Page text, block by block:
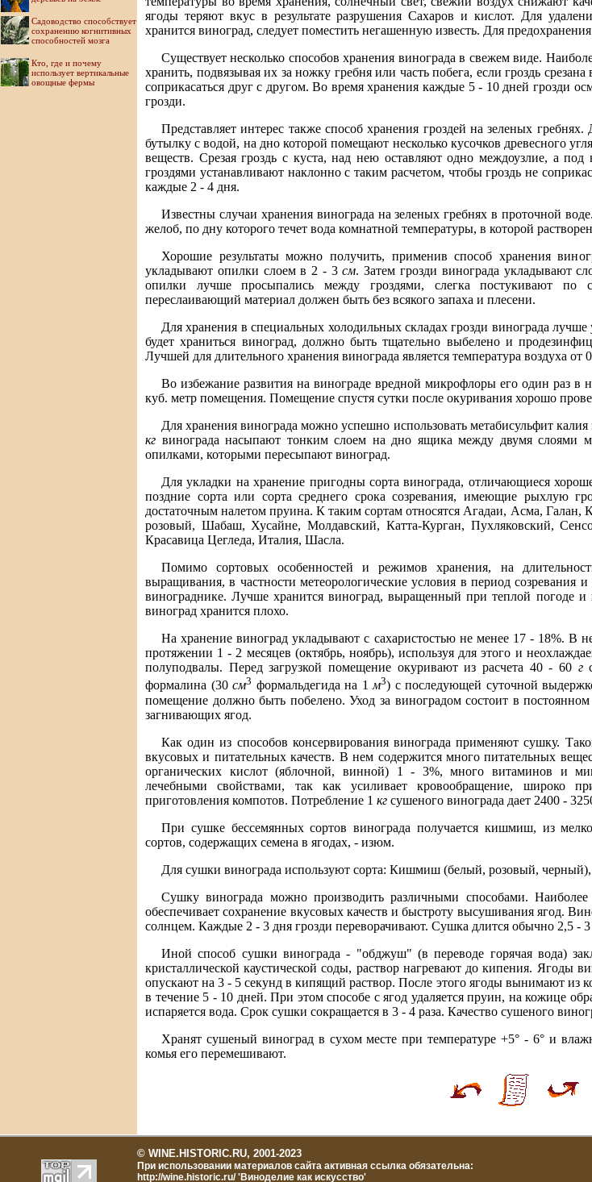
Садоводство способствует
сохранению когнитивных
способностей мозга
Кто, где и почему
использует вертикальные
овощные фермы
ягоды теряют вкус в результате разрушения Сахаров и кислот. Для
хранится виноград, следует поместить негашенную известь. Для
Существует несколько способов хранения винограда в свежем виде.
хранить, подвязывая их за ножку гребня или часть побега, если гроздь
соприкасаться друг с другом. Во время хранения каждые 5 - 10 дней грозди
грозди.
Представляет интерес также способ хранения гроздей на зеленых
бутылку с водой, на дно которой помещают несколько кусочков древесного
веществ. Срезая гроздь с куста, над нею оставляют одно междоузлие, а
гроздями устанавливают наклонно с таким расчетом, чтобы гроздь не
каждые 2 - 4 дня.
Известны случаи хранения винограда на зеленых гребнях в проточной
желоб, по дну которого течет вода комнатной температуры, в которой
Хорошие результаты можно получить, применив способ хранения
укладывают опилки слоем в 2 - 3см. Затем грозди винограда укладывают
опилки лучше просыпались между гроздями, слегка постукивают
переслаивающий материал должен быть без всякого запаха и плесени.
Для хранения в специальных холодильных складах грозди винограда
будет храниться виноград, должно быть тщательно выбелено и
Лучшей для длительного хранения винограда является температура воздуха
Во избежание развития на винограде вредной микрофлоры его один раз в
куб. метр помещения. Помещение спустя сутки после окуривания хорошо
Для хранения винограда можно успешно использовать метабисульфит
кг винограда насыпают тонким слоем на дно ящика между двумя слоями
опилками, которыми пересыпают виноград.
Для укладки на хранение пригодны сорта винограда, отличающиеся
поздние сорта или сорта среднего срока созревания, имеющие рыхлую
достаточным налетом пруина. К таким сортам относятся Агадаи, Асма,
розовый, Шабаш, Хусайне, Молдавский, Катта-Курган, Пухляковский,
Красавица Цегледа, Италия, Шасла.
Помимо сортовых особенностей и режимов хранения, на
выращивания, в частности метеорологические условия в период созревания
винограднике. Лучше хранится виноград, выращенный при теплой погоде
виноград хранится плохо.
На хранение виноград укладывают с сахаристостью не менее 17 - 18%. В
протяжении 1 - 2 месяцев (октябрь, ноябрь), используя для этого и
полуподвалы. Перед загрузкой помещение окуривают из расчета 40 - 60 г
формалина (30 см3 формальдегида на 1м3) с последующей суточной
помещение должно быть побелено. Уход за виноградом состоит в
загнивающих ягод.
Как один из способов консервирования винограда применяют сушку.
вкусовых и питательных качеств. В нем содержится много питательных
органических кислот (яблочной, винной) 1 - 3%, много витаминов и
лечебными свойствами, так как усиливает кровообращение, широко
приготовления компотов. Потребление 1 кг сушеного винограда дает 2400 -
При сушке бессемянных сортов винограда получается кишмиш, из
сортов, содержащих семена в ягодах, - изюм.
Для сушки винограда используют сорта: Кишмиш (белый, розовый,
Сушку винограда можно производить различными способами.
обеспечивает сохранение вкусовых качеств и быстроту высушивания ягод.
солнцем. Каждые 2 - 3 дня грозди переворачивают. Сушка длится обычно 2,5 - 3
Иной способ сушки винограда - "обджуш" (в переводе горячая вода)
кристаллической каустической соды, раствор нагревают до кипения. Ягоды
опускают на 3 - 5 секунд в кипящий раствор. После этого ягоды вынимают из
в течение 5 - 10 дней. При этом способе с ягод удаляется пруин, на кожице
испаряется вода. Срок сушки сокращается в 3 - 4 раза. Качество сушеного
Хранят сушеный виноград в сухом месте при температуре +5° - 6° и
комья его перемешивают.
© WINE.HISTORIC.RU, 2001-2023
При использовании материалов сайта активная ссылка обязательна:
http://wine.historic.ru/ 'Виноделие как искусство'